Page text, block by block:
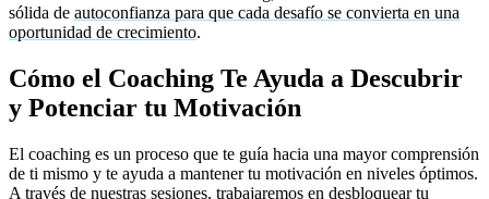
sólida de autoconfianza para que cada desafío se convierta en una
oportunidad de crecimiento.
Cómo el Coaching Te Ayuda a Descubrir
y Potenciar tu Motivación
El coaching es un proceso que te guía hacia una mayor comprensión
de ti mismo y te ayuda a mantener tu motivación en niveles óptimos.
A través de nuestras sesiones, trabajaremos en desbloquear tu